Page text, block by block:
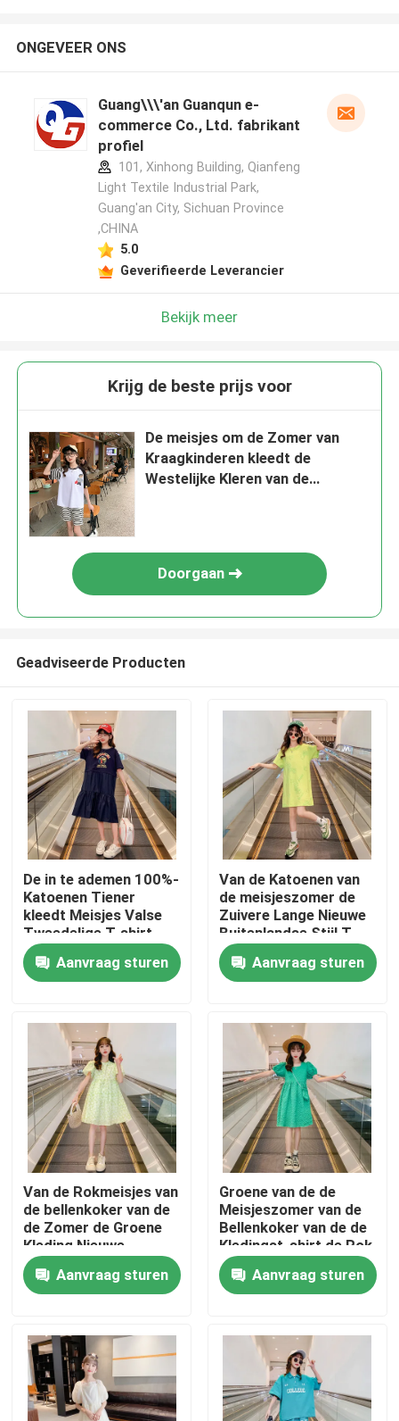
Huis
Producten
Fabrieksreis
Kwaliteitscontrole
Contact de V.S.
Mode kinderkleding
Kleding voor kleine meisjes
Tiener jongens kleding
Kinderkledingset
ONGEVEER ONS
Guang\\\'an Guanqun e-
commerce Co., Ltd. fabrikant
profiel
101, Xinhong Building, Qianfeng
Light Textile Industrial Park,
Guang'an City, Sichuan Province
,CHINA
5.0
Geverifieerde Leverancier
Bekijk meer
Krijg de beste prijs voor
De meisjes om de Zomer van
Kraagkinderen kleedt de
Westelijke Kleren van de
Doorgaan
Geadviseerde Producten
De in te ademen 100%-
Katoenen Tiener
kleedt Meisjes Valse
Tweedelige T-shirt
Aanvraag sturen
Van de Katoenen van
de meisjeszomer de
Zuivere Lange Nieuwe
Buitenlandse Stijl T-
shirtrok
Aanvraag sturen
Van de Rokmeisjes van
de bellenkoker van de
de Zomer de Groene
Kleding Nieuwe
Buitenlandse Stijl
Aanvraag sturen
Groene van de de
Meisjeszomer van de
Bellenkoker van de de
Kledingst-shirt de Rok
Nieuwe Buitenlandse
Stijl Aanvraag sturen